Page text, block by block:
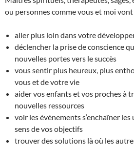
ou personnes comme vous et moi vont
aller plus loin dans votre
déclencher la prise de conscience
nouvelles portes vers le succès
vous sentir plus heureux, plus
vous et de votre vie
aider vos enfants et vos proches à
nouvelles ressources
voir les évènements s’enchaîner
sens de vos objectifs
trouver des solutions là où les